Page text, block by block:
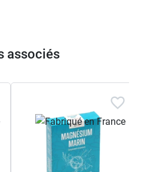
A Lab et activité
pour de
dans les
Il est utile dans plus de
A Lab et acides
associés